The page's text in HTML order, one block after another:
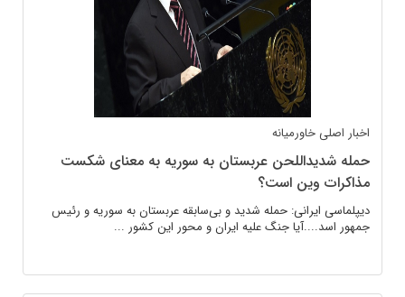
اخبار اصلی خاورمیانه
حمله شدیداللحن عربستان به سوریه به معنای شکست
مذاکرات وین است؟
دیپلماسی ایرانی: حمله شدید و بی‌سابقه عربستان به سوریه و رئیس
جمهور اسد....آیا جنگ علیه ایران و محور این کشور ...